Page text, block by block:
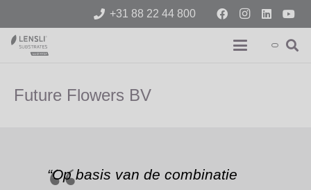
+31 88 22 44 800
Future Flowers BV
“Op basis van de combinatie